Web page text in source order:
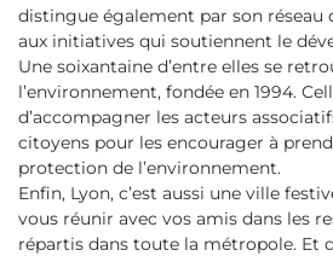
distingue également par son réseau
aux initiatives qui soutiennent le
Une soixantaine d’entre elles se
l’environnement, fondée en 1994.
d’accompagner les acteurs
citoyens pour les encourager à
protection de l’environnement.
Enfin, Lyon, c’est aussi une ville
vous réunir avec vos amis dans les
répartis dans toute la métropole. Et